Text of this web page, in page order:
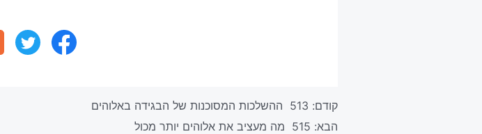
קודם: 513 ההשלכות המסוכנות של הבגידה באלוהים
הבא: 515 מה מעציב את אלוהים יותר מכול